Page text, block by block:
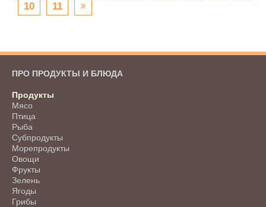
10
11
ПРО ПРОДУКТЫ И БЛЮДА
Продукты
Мясо
Птица
Рыба
Субпродукты
Морепродукты
Овощи
Фрукты
Зелень
Ягоды
Грибы